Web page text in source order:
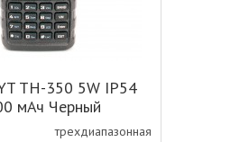
TH-350 5W IP54
мАч Черный
трехдиапазонная